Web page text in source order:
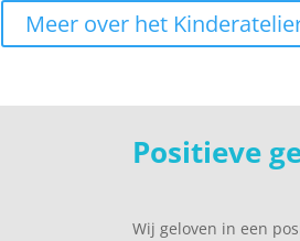
Meer over het
Positieve
Wij geloven in een